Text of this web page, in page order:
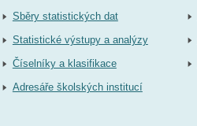
Sběry statistických dat
Statistické výstupy a analýzy
Číselníky a klasifikace
Adresáře školských institucí